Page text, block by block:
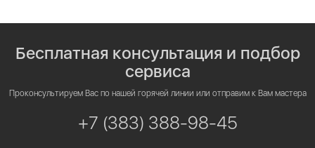
Бесплатная консультация и подбор
сервиса
Проконсультируем Вас по нашей горячей линии или отправим к Вам мастера
+7 (383) 388-98-45